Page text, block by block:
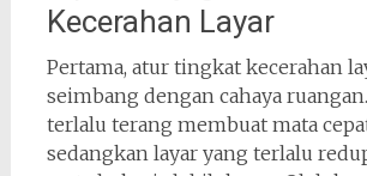
Kecerahan Layar
Pertama, atur tingkat kecerahan
seimbang dengan cahaya
terlalu terang membuat mata
sedangkan layar yang terlalu